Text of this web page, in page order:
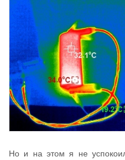
Но и на этом я не